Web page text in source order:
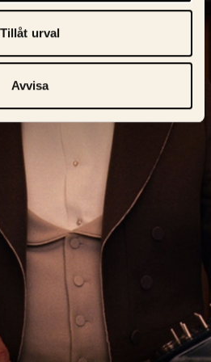
Tillåt urval
Avvisa
dagens första visning.